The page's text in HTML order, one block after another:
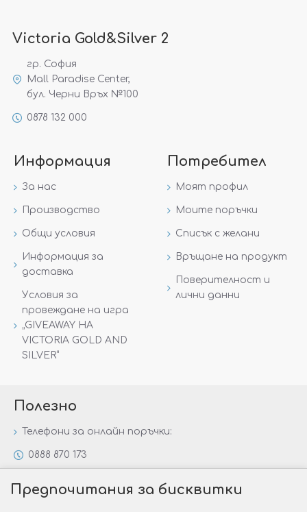
Victoria Gold&Silver 2
гр. София
Mall Paradise Center,
бул. Черни Връх №100
0878 132 000
Информация
За нас
Производство
Общи условия
Информация за
доставка
Условия за
провеждане на игра
„GIVEAWAY НА
VICTORIA GOLD AND
SILVER“
Потребител
Моят профил
Моите поръчки
Списък с желани
Връщане на продукт
Поверителност и
лични данни
Полезно
Телефони за онлайн поръчки:
0888 870 173
Предпочитания за бисквитки